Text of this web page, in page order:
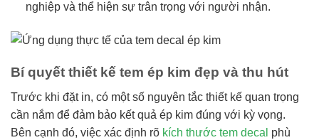
nghiệp và thể hiện sự trân trọng với người nhận.
Bí quyết thiết kế tem ép kim đẹp và thu hút
Trước khi đặt in, có một số nguyên tắc thiết kế quan trọng
cần nắm để đảm bảo kết quả ép kim đúng với kỳ vọng.
Bên cạnh đó, việc xác định rõ kích thước tem decal phù